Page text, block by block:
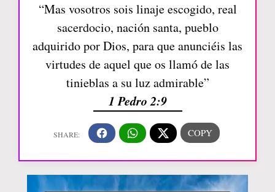
“Mas vosotros sois linaje escogido, real
sacerdocio, nación santa, pueblo
adquirido por Dios, para que anunciéis las
virtudes de aquel que os llamó de las
tinieblas a su luz admirable”
1 Pedro 2:9